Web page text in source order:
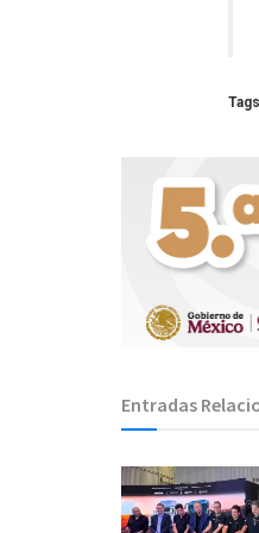
Entradas